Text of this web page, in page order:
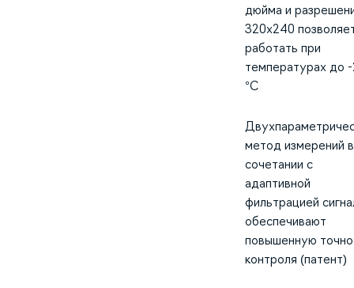
дюйма и
320х240
работать при
температурах до
°C
метод измерений в
сочетании с
адаптивной
фильтрацией
обеспечивают
повышенную
контроля (патент)